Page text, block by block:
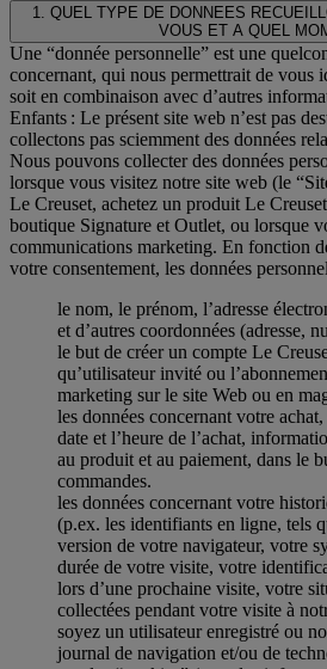
1. QUEL TYPE DE DONNEES
VOUS ET A QUEL
Une “donnée personnelle” est une
concernant, qui nous permettrait de vous
soit en combinaison avec d’autres
Enfants : Le présent site web n’est pas
collectons pas sciemment des données
Nous pouvons collecter des données
lorsque vous visitez notre site web (le
Le Creuset, achetez un produit Le
boutique Signature et Outlet, ou lorsque
communications marketing. En fonction
votre consentement, les données
le nom, le prénom, l’adresse
et d’autres coordonnées (adresse,
le but de créer un compte Le
qu’utilisateur invité ou
marketing sur le site Web ou en
les données concernant votre
date et l’heure de l’achat,
au produit et au paiement, dans le
commandes.
les données concernant votre
(p.ex. les identifiants en ligne, tels
version de votre navigateur, votre
durée de votre visite, votre
lors d’une prochaine visite, votre
collectées pendant votre visite à
soyez un utilisateur enregistré ou
journal de navigation et/ou de